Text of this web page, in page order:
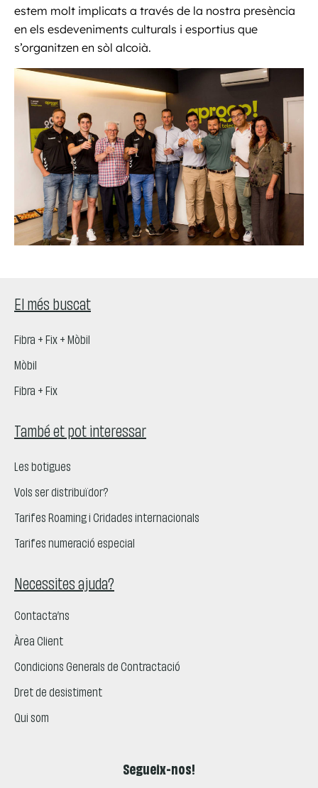
estem molt implicats a través de la nostra presència
en els esdeveniments culturals i esportius que
s’organitzen en sòl alcoià.
El més buscat
Fibra + Fix + Mòbil
Mòbil
Fibra + Fix
També et pot interessar
Les botigues
Vols ser distribuïdor?
Tarifes Roaming i Cridades internacionals
Tarifes numeració especial
Necessites ajuda?
Contacta’ns
Àrea Client
Condicions Generals de Contractació
Dret de desistiment
Qui som
Segueix-nos!